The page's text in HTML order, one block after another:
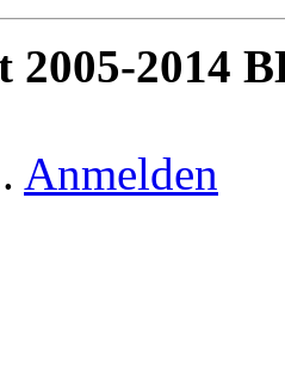
2014
. Anmelden